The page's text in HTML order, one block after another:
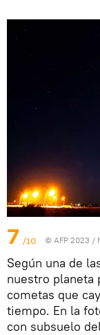
7 /10 © AFP 2023 /
Según una de
nuestro planeta
cometas que
tiempo. En la
con subsuelo